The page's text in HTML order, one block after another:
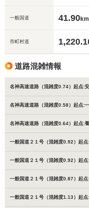
一般国道 41.90km
市町村道
道路混雑情報
名神高速道路（混雑度0.74）起点:
名神高速道路（混雑度0.58）起点:
名神高速道路（混雑度0.64）起点:
一般国道２１号（混雑度0.92）起
一般国道２１号（混雑度0.92）起
一般国道２１号（混雑度0.87）起
一般国道２１号（混雑度1.13）起